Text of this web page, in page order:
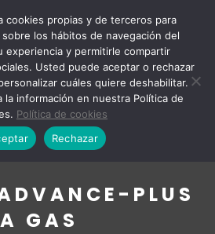
PLUS
A GAS
cookies propias y de terceros para
los hábitos de navegación del
experiencia y permitirle compartir
Usted puede aceptar o rechazar
cuáles quiere deshabilitar.
la información en nuestra Política de
Política de cookies
Rechazar